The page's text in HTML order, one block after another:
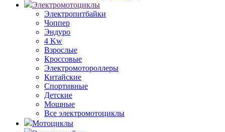
Электромотоциклы
Электропитбайки
Чоппер
Эндуро
4 Kw
Взрослые
Кроссовые
Электромотороллеры
Китайские
Спортивные
Детские
Мощные
Все электромотоциклы
Мотоциклы